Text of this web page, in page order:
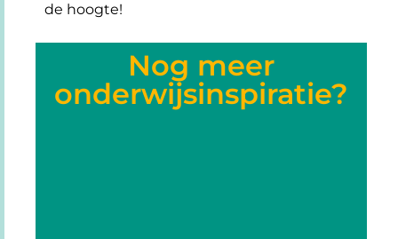
de hoogte!
Nog meer
onderwijsinspiratie?